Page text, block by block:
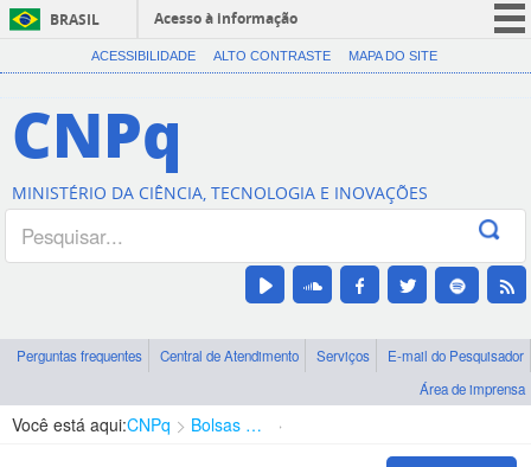
BRASIL
Acesso à informação
CORONAVÍRUS (COVID-19)
Canais
ACESSIBILIDADE ALTO CONTRASTE MAPA DO SITE
CNPq
MINISTÉRIO DA CIÊNCIA, TECNOLOGIA E INOVAÇÕES
Perguntas frequentes Central de Atendimento Serviços
E-mail do Pesquisador
Área de imprensa
Você está aqui:CNPq Bolsas e Auxílios Vigentes